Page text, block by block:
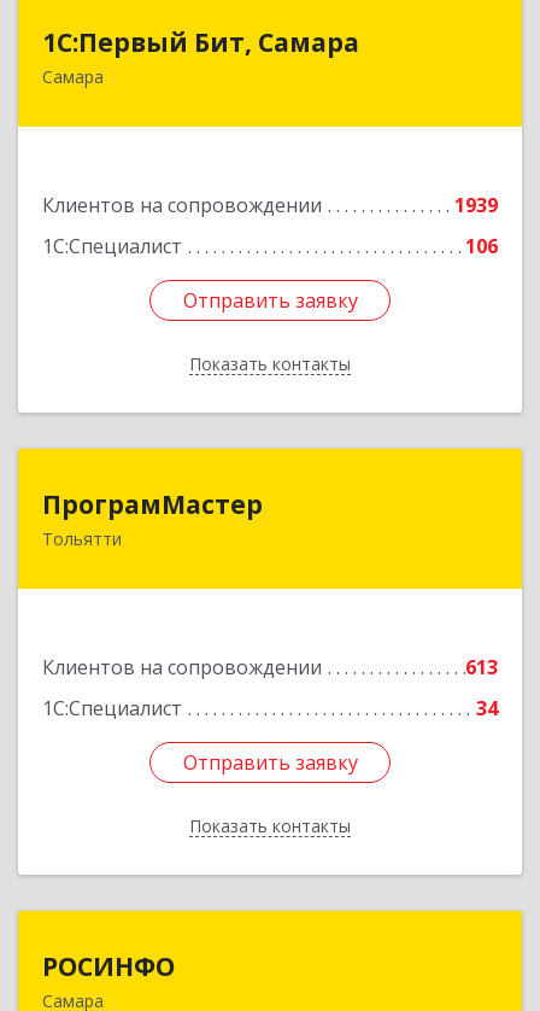
1С:Первый Бит, Самара
Самара
Клиентов на сопровождении
1939
1С:Специалист
106
Отправить заявку
Показать контакты
1С:Первый Бит, Самара
443013, Самарская обл, Самара г, Дачная ул,
Отправить заявку
Назад
ПрограмМастер
Тольятти
Клиентов на сопровождении
613
1С:Специалист
34
Отправить заявку
Показать контакты
Отправить заявку
Назад
РОСИНФО
Самара443069, Самарская обл, Самара г, Авроры ул,